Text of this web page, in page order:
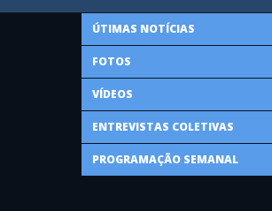
ÚTIMAS NOTÍCIAS
FOTOS
VÍDEOS
ENTREVISTAS COLETIVAS
PROGRAMAÇÃO SEMANAL